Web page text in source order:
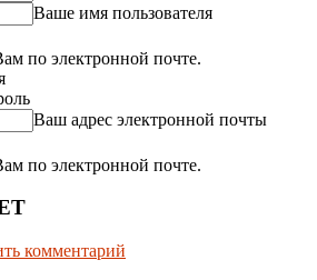
Ваше имя пользователя
по электронной почте.
Ваш адрес электронной почты
по электронной почте.
комментарий